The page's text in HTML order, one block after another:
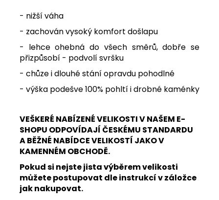
- nižší váha
- zachován vysoký komfort došlapu
- lehce ohebná do všech směrů, dobře se
přizpůsobí - podvolí svršku
- chůze i dlouhé stání opravdu pohodlné
- výška podešve 100% pohltí i drobné kaménky
VEŠKERÉ NABÍZENÉ VELIKOSTI V NAŠEM E-
SHOPU ODPOVÍDAJÍ ČESKÉMU STANDARDU
A BĚŽNÉ NABÍDCE VELIKOSTÍ JAKO V
KAMENNÉM OBCHODĚ.
Pokud si nejste jista výběrem velikosti
můžete postupovat dle instrukcí v záložce
jak nakupovat.